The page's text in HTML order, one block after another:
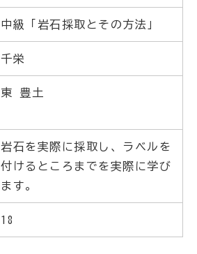
中級「岩石採取とその方法」
千栄
東 豊土
岩石を実際に採取し、ラベルを
付けるところまでを実際に学び
ます。
18